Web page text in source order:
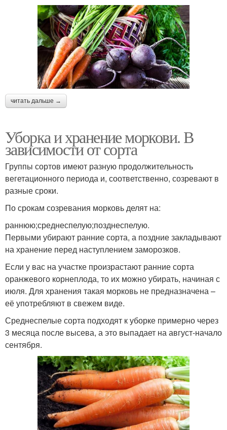
читать дальше →
Уборка и хранение моркови. В
зависимости от сорта
Группы сортов имеют разную продолжительность
вегетационного периода и, соответственно, созревают в
разные сроки.
По срокам созревания морковь делят на:
раннюю;среднеспелую;позднеспелую.
Первыми убирают ранние сорта, а поздние закладывают
на хранение перед наступлением заморозков.
Если у вас на участке произрастают ранние сорта
оранжевого корнеплода, то их можно убирать, начиная с
июля. Для хранения такая морковь не предназначена –
её употребляют в свежем виде.
Среднеспелые сорта подходят к уборке примерно через
3 месяца после высева, а это выпадает на август-начало
сентября.